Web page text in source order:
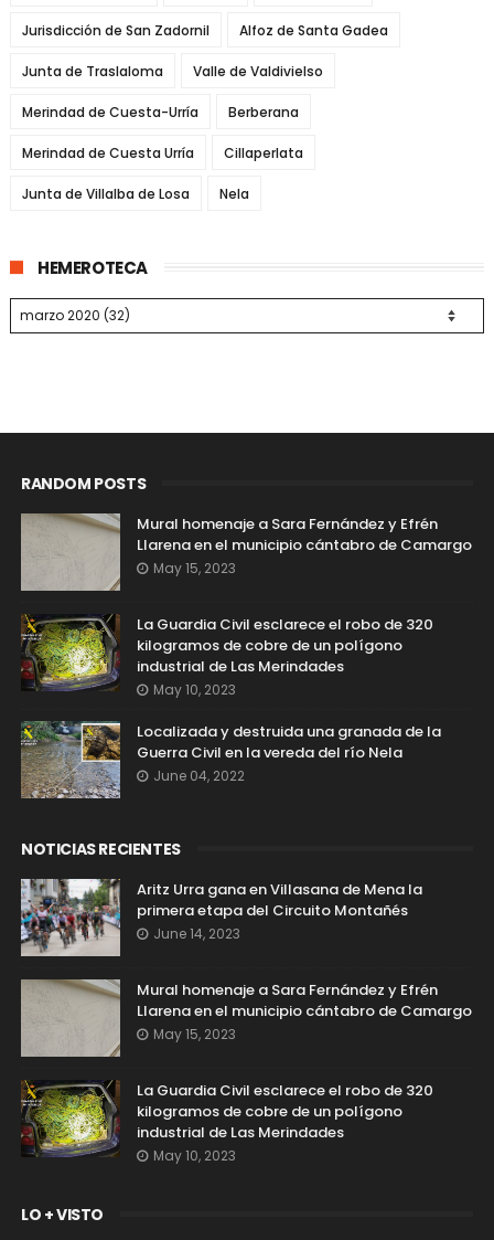
Jurisdicción de San Zadornil Alfoz de Santa Gadea
Junta de Traslaloma Valle de Valdivielso
Merindad de Cuesta-Urría Berberana
Merindad de Cuesta Urría Cillaperlata
Junta de Villalba de Losa Nela
HEMEROTECA
RANDOM POSTS
Mural homenaje a Sara Fernández y Efrén
Llarena en el municipio cántabro de Camargo
May 15, 2023
La Guardia Civil esclarece el robo de 320
kilogramos de cobre de un polígono
industrial de Las Merindades
May 10, 2023
Localizada y destruida una granada de la
Guerra Civil en la vereda del río Nela
June 04, 2022
NOTICIAS RECIENTES
Aritz Urra gana en Villasana de Mena la
primera etapa del Circuito Montañés
June 14, 2023
Mural homenaje a Sara Fernández y Efrén
Llarena en el municipio cántabro de Camargo
May 15, 2023
La Guardia Civil esclarece el robo de 320
kilogramos de cobre de un polígono
industrial de Las Merindades
May 10, 2023
LO + VISTO